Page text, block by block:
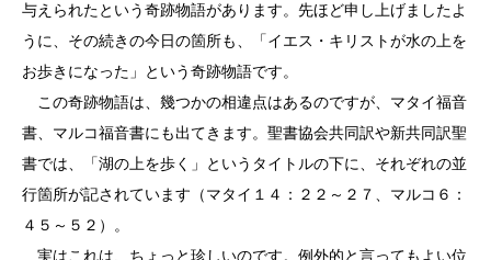
与えられたという奇跡物語があります。先ほど申し上げましたよ
うに、その続きの今日の箇所も、「イエス・キリストが水の上を
お歩きになった」という奇跡物語です。
この奇跡物語は、幾つかの相違点はあるのですが、マタイ福音
書、マルコ福音書にも出てきます。聖書協会共同訳や新共同訳聖
書では、「湖の上を歩く」というタイトルの下に、それぞれの並
行箇所が記されています（マタイ１４：２２～２７、マルコ６：
４５～５２）。
実はこれは、ちょっと珍しいのです。例外的と言ってもよい位